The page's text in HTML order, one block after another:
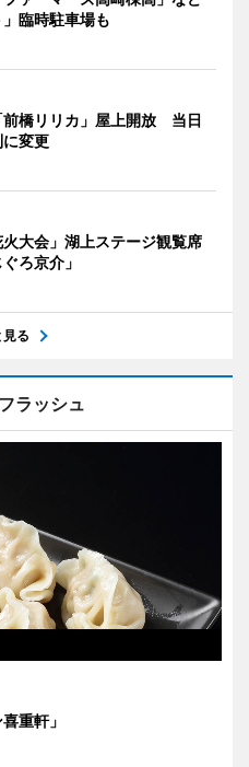
」臨時駐車場も
前橋リリカ」屋上開放 当日
に変更
大会」湖上ステージ観覧席
ろ京介」
見る
ラッシュ
重軒」